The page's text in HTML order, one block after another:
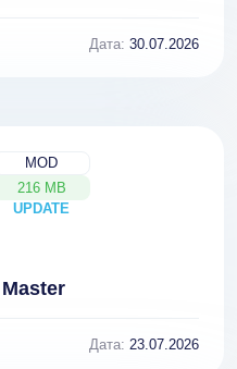
Дата: 30.07.2026
MOD
216 MB
UPDATE
NEW
Дата: 23.07.2026